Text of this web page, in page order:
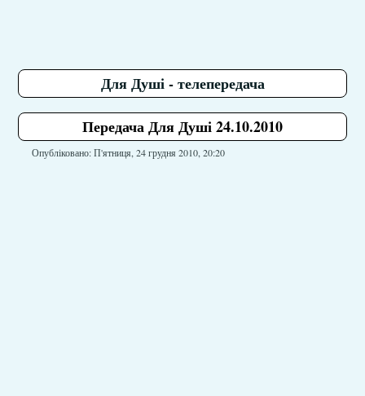
Для Душі - телепередача
Передача Для Душі 24.10.2010
Опубліковано: П'ятниця, 24 грудня 2010, 20:20